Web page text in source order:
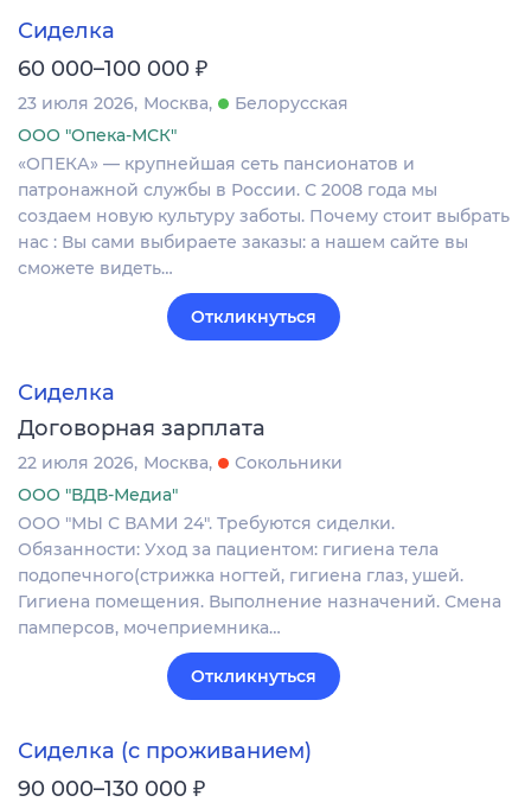
Сиделка
60 000–100 000 ₽
23 июля 2026 Москва
Белорусская
ООО "Опека-МСК"
«ОПЕКА» — крупнейшая сеть пансионатов и
патронажной службы в России. С 2008 года мы
создаем новую культуру заботы. Почему стоит выбрать
нас : Вы сами выбираете заказы: а нашем сайте вы
сможете видеть…
Откликнуться
Сиделка
Договорная зарплата
22 июля 2026 Москва
Сокольники
ООО "ВДВ-Медиа"
ООО "МЫ С ВАМИ 24". Требуются сиделки.
Обязанности: Уход за пациентом: гигиена тела
подопечного(стрижка ногтей, гигиена глаз, ушей.
Гигиена помещения. Выполнение назначений. Смена
памперсов, мочеприемника…
Откликнуться
Сиделка (с проживанием)
90 000–130 000 ₽